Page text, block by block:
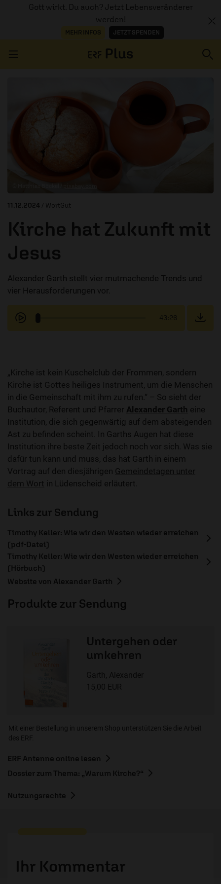
Gott wirkt. Du auch? Jetzt Lebensveränderer
werden!
MEHR INFOS JETZT SPENDEN
ERZÄHL MAL
AUDIOTHEK
11.12.2024 / WortGut
Kirche hat Zukunft mit
Jesus
Alexander Garth stellt vier mutmachende Trends und
vier Herausforderungen vor.
43:26
„Kirche ist kein Kuschelclub der Frommen, sondern
Kirche ist Gottes heiliges Instrument, um die Menschen
in die Gemeinschaft mit ihm zu rufen.“ – So sieht der
Buchautor, Referent und Pfarrer Alexander Garth eine
Institution, die sich gegenwärtig auf dem absteigenden
Ast zu befinden scheint. In Garths Augen hat diese
Institution ihre beste Zeit jedoch noch vor sich. Was sie
dafür tun kann und muss, das hat Garth in einem
Vortrag auf den diesjährigen Gemeindetagen unter
dem Wort in Lüdenscheid erläutert.
Links zur Sendung
Timothy Keller: Wie wir den Westen wieder erreichen
(pdf-Datei)
Timothy Keller: Wie wir den Westen wieder erreichen
(Hörbuch)
Website von Alexander Garth
Produkte zur Sendung
Untergehen oder
umkehren
Garth, Alexander
15,00 EUR
Mit einer Bestellung in unserem Shop unterstützen Sie die Arbeit
des ERF.
ERF Antenne online lesen
Dossier zum Thema: „Warum Kirche?“
Nutzungsrechte
Ihr Kommentar